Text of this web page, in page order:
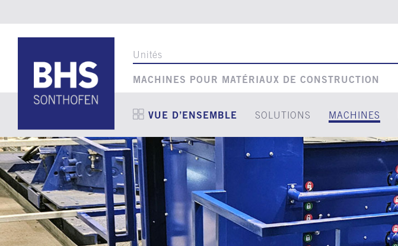
Unités
MACHINES POUR MATÉRIAUX DE CONSTRUCTION
VUE D’ENSEMBLE SOLUTIONS MACHINES